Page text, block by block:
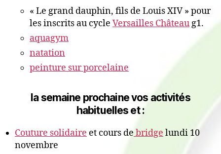
« Le grand dauphin, fils de Louis XIV » pour
les inscrits au cycle Versailles Châteaug1.
aquagym
natation
peinture sur porcelaine
la semaine prochaine vos activités
habituelles et :
Couture solidaire et cours de bridge lundi 10
novembre